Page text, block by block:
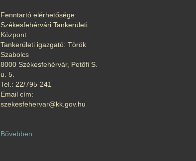
Fenntartó elérhetősége:
Székesfehérvári Tankerületi
Központ
Tankerületi igazgató: Török
Szabolcs
8000 Székesfehérvár, Petőfi S.
u. 5.
Tel.: 22/795-241
Email cím:
szekesfehervar@kk.gov.hu
Bővebben...